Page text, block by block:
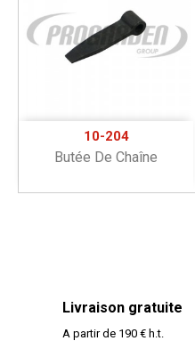
10-204
Butée De Chaîne
Livraison gratuite
A partir de 190 € h.t.